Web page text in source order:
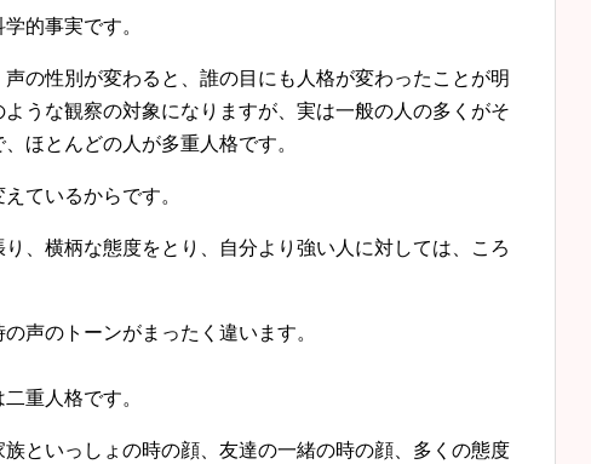
的事実です。
の性別が変わると、誰の目にも人格が変わったことが明
うな観察の対象になりますが、実は一般の人の多くがそ
ほとんどの人が多重人格です。
ているからです。
、横柄な態度をとり、自分より強い人に対しては、ころ
声のトーンがまったく違います。
重人格です。
といっしょの時の顔、友達の一緒の時の顔、多くの態度